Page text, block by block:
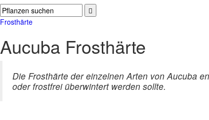
Frosthärte
Aucuba Frosthärte
Die Frosthärte der einzelnen Arten von Aucuba
oder frostfrei überwintert werden sollte.